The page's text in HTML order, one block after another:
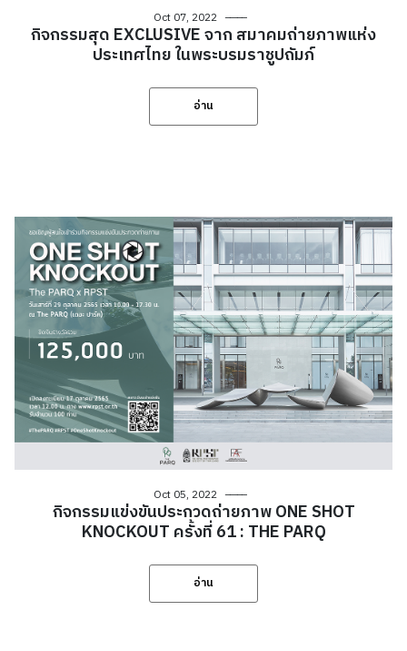
Oct 07, 2022
กิจกรรมสุด EXCLUSIVE จาก สมาคมถ่ายภาพแห่ง
ประเทศไทย ในพระบรมราชูปถัมภ์
อ่าน
Oct 05, 2022
กิจกรรมแข่งขันประกวดถ่ายภาพ ONE SHOT
KNOCKOUT ครั้งที่ 61 : THE PARQ
อ่าน